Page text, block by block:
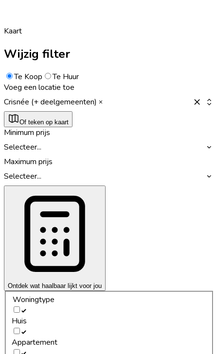
Kaart
Wijzig filter
Te Koop
Te Huur
Voeg een locatie toe
Crisnée (+ deelgemeenten)
Of teken op kaart
Minimum prijs
Selecteer...
Maximum prijs
Selecteer...
Ontdek wat haalbaar lijkt voor jou
Woningtype
Huis
Appartement